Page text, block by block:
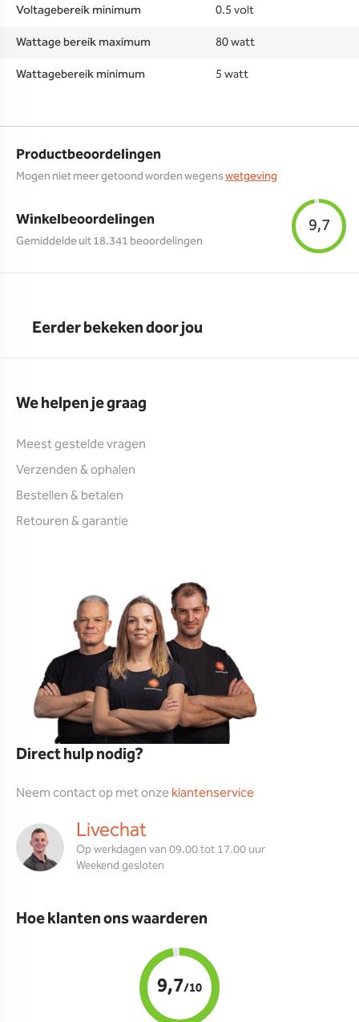
Voltagebereik minimum
0.5 volt
Wattage bereik maximum
80 watt
Wattagebereik minimum
5 watt
Productbeoordelingen
Mogen niet meer getoond worden wegenswetgeving
Winkelbeoordelingen
Gemiddelde uit 18.341 beoordelingen
9,7
Eerder bekeken door jou
We helpen je graag
Meest gestelde vragen
Verzenden & ophalen
Bestellen & betalen
Retouren & garantie
Direct hulp nodig?
Neem contact op met onzeklantenservice
Livechat
Op werkdagen van 09.00 tot 17.00 uur
Weekend gesloten
Hoe klanten ons waarderen
9,7/10